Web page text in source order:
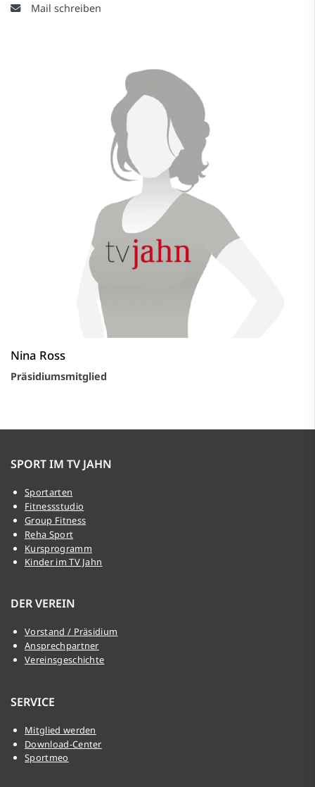
Mail schreiben
Nina Ross
Präsidiumsmitglied
SPORT IM TV JAHN
Sportarten
Fitnessstudio
Group Fitness
Reha Sport
Kursprogramm
Kinder im TV Jahn
DER VEREIN
Vorstand / Präsidium
Ansprechpartner
Vereinsgeschichte
SERVICE
Mitglied werden
Download-Center
Sportmeo